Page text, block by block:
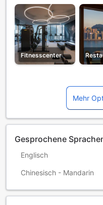
Fitnesscenter
Mehr
Gesprochene
Englisch
Chinesisch - Mandarin